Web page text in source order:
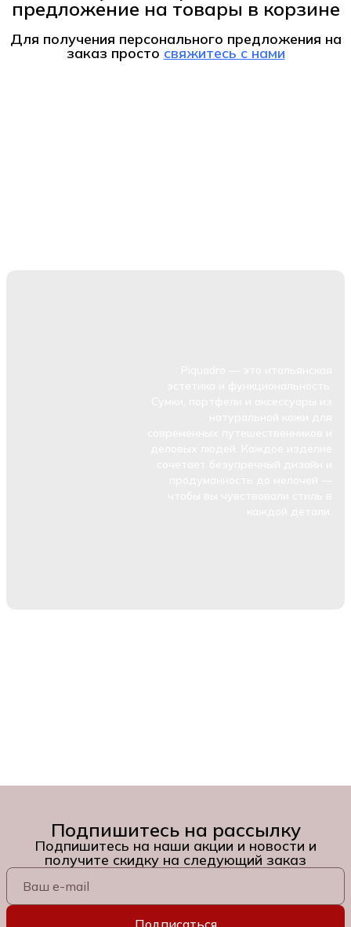
предложение на товары в корзине
Для получения персонального предложения на
заказ просто свяжитесь с нами
Подпишитесь на рассылку
Подпишитесь на наши акции и новости и
получите скидку на следующий заказ